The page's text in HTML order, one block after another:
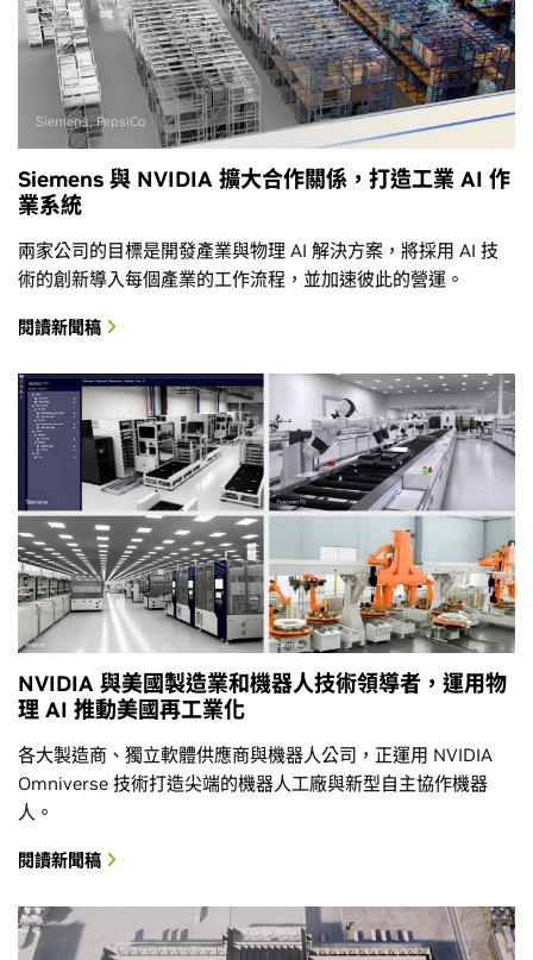
Siemens, PepsiCo
Siemens 與 NVIDIA 擴大合作關係，打造工業 AI 作
業系統
兩家公司的目標是開發產業與物理 AI 解決方案，將採用 AI 技
術的創新導入每個產業的工作流程，並加速彼此的營運。
閱讀新聞稿
NVIDIA 與美國製造業和機器人技術領導者，運用物
理 AI 推動美國再工業化
各大製造商、獨立軟體供應商與機器人公司，正運用 NVIDIA
Omniverse 技術打造尖端的機器人工廠與新型自主協作機器
人。
閱讀新聞稿